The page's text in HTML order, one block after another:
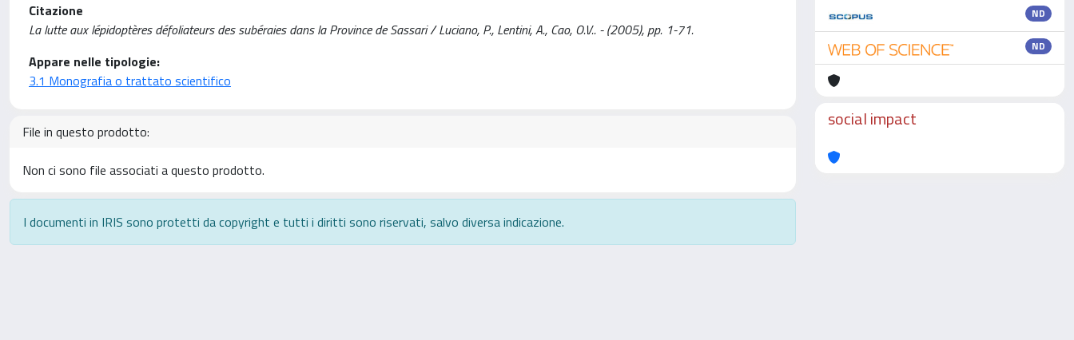
Citazione
La lutte aux lépidoptères défoliateurs des subéraies dans la Province de Sassari / Luciano, P., Lentini, A., Cao, O.V.. - (2005), pp. 1-71.
Appare nelle tipologie:
3.1 Monografia o trattato scientifico
File in questo prodotto:
Non ci sono file associati a questo prodotto.
I documenti in IRIS sono protetti da copyright e tutti i diritti sono riservati, salvo diversa indicazione.
ND
ND
social impact